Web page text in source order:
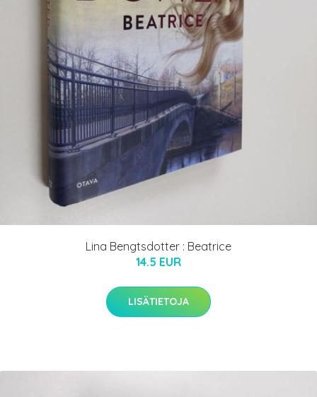
Lina Bengtsdotter : Beatrice
14.5 EUR
LISÄTIETOJA